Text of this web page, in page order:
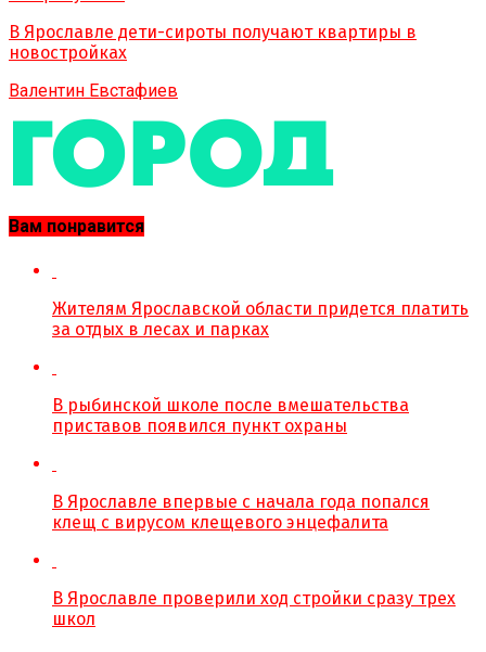
В Ярославле дети-сироты получают квартиры в
новостройках
Валентин Евстафиев
Вам понравится
Жителям Ярославской области придется платить
за отдых в лесах и парках
В рыбинской школе после вмешательства
приставов появился пункт охраны
В Ярославле впервые с начала года попался
клещ с вирусом клещевого энцефалита
В Ярославле проверили ход стройки сразу трех
школ